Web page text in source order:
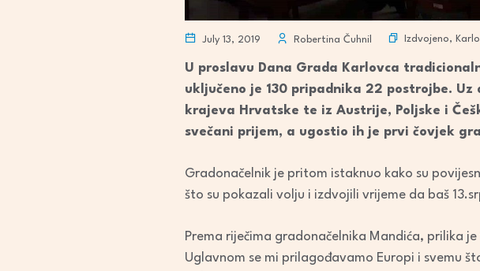
July 13, 2019 Robertina Čuhnil Izdvojeno,
U proslavu Dana Grada Karlovca
uključeno je 130 pripadnika 22 postrojbe.
krajeva Hrvatske te iz Austrije, Poljske i
svečani prijem, a ugostio ih je prvi čovjek
Gradonačelnik je pritom istaknuo kako su
što su pokazali volju i izdvojili vrijeme da baš
Prema riječima gradonačelnika Mandića, prilika
Uglavnom se mi prilagođavamo Europi i svemu